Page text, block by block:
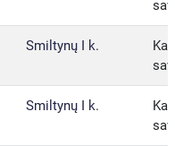
Smiltynų I k.
Smiltynų I k.